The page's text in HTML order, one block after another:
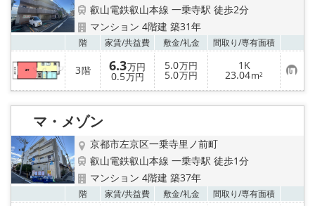
叡山電鉄叡山本線 一乗寺駅 徒歩2分
マンション 4階建 築31年
階 家賃/共益費 敷金/礼金 間取り/専有面積
3階 6.3万円
0.5万円
5.0万円
5.0万円
1K
23.04m² お
気
に
入
マ・メゾン
京都市左京区一乗寺里ノ前町
叡山電鉄叡山本線 一乗寺駅 徒歩1分
マンション 4階建 築37年
階 家賃/共益費 敷金/礼金 間取り/専有面積